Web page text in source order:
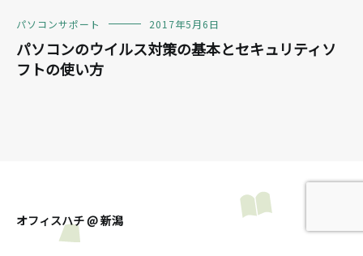
パソコンサポート 2017年5月6日
パソコンのウイルス対策の基本とセキュリティソ
フトの使い方
オフィスハチ @ 新潟